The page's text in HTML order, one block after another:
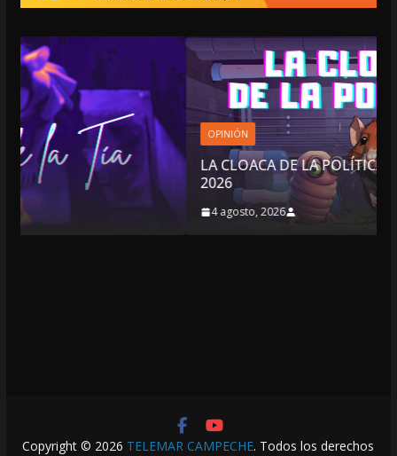
OPINIÓN
LA CLOACA DE LA POLÍTICA | 4 DE AGOSTO DE
4 agosto, 2026
Copyright © 2026 TELEMAR CAMPECHE. Todos los derechos